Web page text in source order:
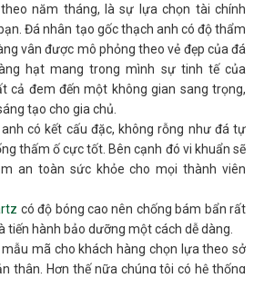
năm tháng, là sự lựa chọn tài chính
Đá nhân tạo gốc thạch anh có độ thẩm
vân được mô phỏng theo vẻ đẹp của đá
hạt mang trong mình sự tinh tế của
cả đem đến một không gian sang trọng,
tạo cho gia chủ.
có kết cấu đặc, không rỗng như đá tự
thấm ố cực tốt. Bên cạnh đó vi khuẩn sẽ
an toàn sức khỏe cho mọi thành viên
có độ bóng cao nên chống bám bẩn rất
tiến hành bảo dưỡng một cách dễ dàng.
mã cho khách hàng chọn lựa theo sở
thân. Hơn thế nữa chúng tôi có hệ thống